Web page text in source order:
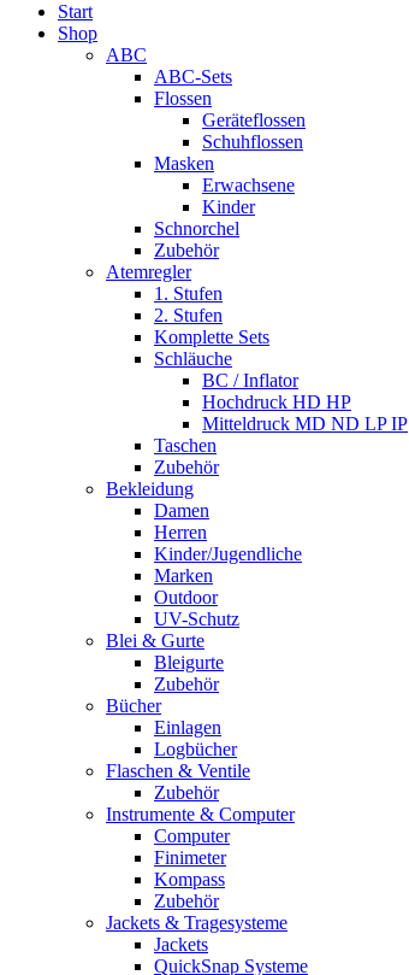
Start
Shop
ABC
ABC-Sets
Flossen
Geräteflossen
Schuhflossen
Masken
Erwachsene
Kinder
Schnorchel
Zubehör
Atemregler
1. Stufen
2. Stufen
Komplette Sets
Schläuche
BC / Inflator
Hochdruck HD HP
Mitteldruck MD ND LP IP
Taschen
Zubehör
Bekleidung
Damen
Herren
Kinder/Jugendliche
Marken
Outdoor
UV-Schutz
Blei & Gurte
Bleigurte
Zubehör
Bücher
Einlagen
Logbücher
Flaschen & Ventile
Zubehör
Instrumente & Computer
Computer
Finimeter
Kompass
Zubehör
Jackets & Tragesysteme
Jackets
QuickSnap Systeme